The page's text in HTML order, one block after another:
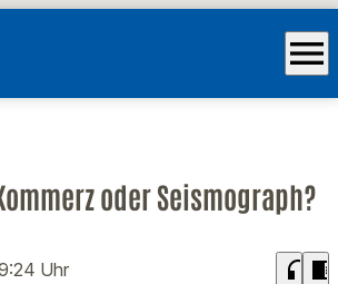
menu
oder Seismograph?
Uhr headphones chrome_reader_mode